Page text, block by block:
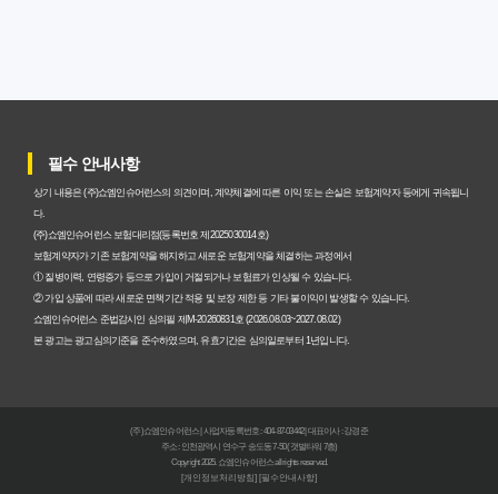
갱신형 암보험과 비갱신형, 어떤 차이가 있을까? 내게 맞는
암보험비갱신형, 평생 고정 보험료의 숨겨진 가치와 현명한
선택 기준
암보험 비갱신형, 왜 지금 선택해야 할까요? 미래 보험료 걱
정 끝내는 방법
갱신형 vs 비갱신형 암보험, 당신에게 더 유리한 선택은? 완
필수 안내사항
상기 내용은 (주)쇼엠인슈어런스의 의견이며, 계약체결에 따른 이익 또는 손실은 보험계약자 등에게 귀속됩니
다.
(주)쇼엠인슈어런스 보험대리점(등록번호 제2025030014호)
보험계약자가 기존 보험계약을 해지하고 새로운 보험계약을 체결하는 과정에서
① 질병이력, 연령증가 등으로 가입이 거절되거나 보험료가 인상될 수 있습니다.
② 가입 상품에 따라 새로운 면책기간 적용 및 보장 제한 등 기타 불이익이 발생할 수 있습니다.
쇼엠인슈어런스 준법감시인 심의필 제M-20260831호 (2026.08.03~2027.08.02)
본 광고는 광고심의기준을 준수하였으며, 유효기간은 심의일로부터 1년입니다.
(주)쇼엠인슈어런스 | 사업자등록번호 : 404-87-03442 | 대표이사 : 강경준
주소 : 인천광역시 연수구 송도동 7-50 (갯벌타워 7층)
Copyright 2025. 쇼엠인슈어런스 all rights reserved.
[개인정보처리방침] [필수안내사항]